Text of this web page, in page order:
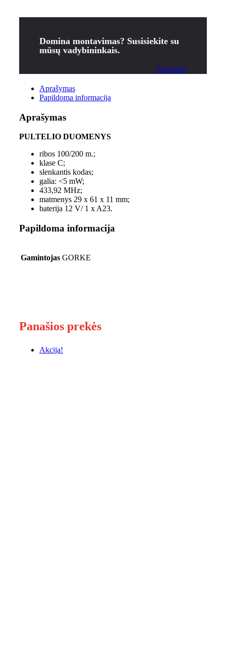
Domina montavimas? Susisiekite su
mūsų vadybininkais.
Susisiekti
Aprašymas
Papildoma informacija
Aprašymas
PULTELIO DUOMENYS
ribos 100/200 m.;
klase C;
slenkantis kodas;
galia: <5 mW;
433,92 MHz;
matmenys 29 x 61 x 11 mm;
baterija 12 V/ 1 x A23.
Papildoma informacija
Gamintojas GORKE
Panašios prekės
Akcija!